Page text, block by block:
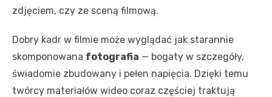
zdjęciem, czy ze sceną filmową.
Dobry kadr w filmie może wyglądać jak starannie
skomponowana fotografia — bogaty w szczegóły,
świadomie zbudowany i pełen napięcia. Dzięki temu
twórcy materiałów wideo coraz częściej traktują